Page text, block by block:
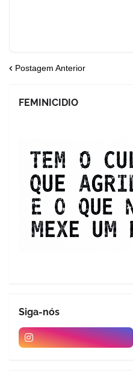
Postagem Anterior
FEMINICIDIO
Siga-nós